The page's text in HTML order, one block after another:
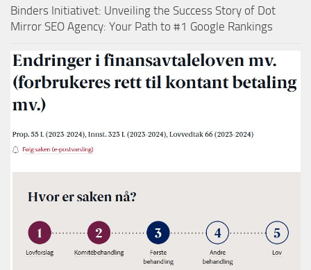
Binders Initiativet: Unveiling the Success Story of Dot
Mirror SEO Agency: Your Path to #1 Google Rankings